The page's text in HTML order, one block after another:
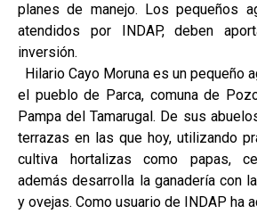
planes de manejo. Los pequeños
atendidos por INDAP, deben
inversión.
Hilario Cayo Moruna es un pequeño
el pueblo de Parca, comuna de
Pampa del Tamarugal. De sus
terrazas en las que hoy, utilizando
cultiva hortalizas como papas,
además desarrolla la ganadería con
y ovejas. Como usuario de INDAP ha